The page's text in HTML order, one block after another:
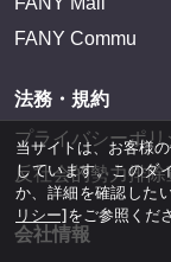
FANY Commu
法務・規約
プライバシーポリ
反社会的勢力排除
会社情報
当サイトは、お客様
しています。このダ
か、詳細を確認した
リシー]をご参照くだ